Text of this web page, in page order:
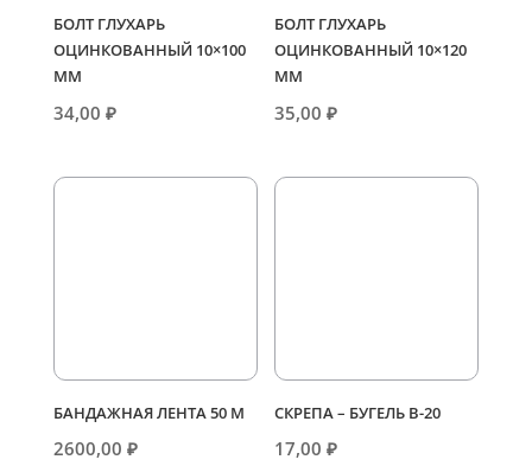
БОЛТ ГЛУХАРЬ
ОЦИНКОВАННЫЙ 10×100
ММ
34,00 ₽
БОЛТ ГЛУХАРЬ
ОЦИНКОВАННЫЙ 10×120
ММ
35,00₽
БАНДАЖНАЯ ЛЕНТА 50 М
2600,00 ₽
СКРЕПА – БУГЕЛЬ В-20
17,00₽